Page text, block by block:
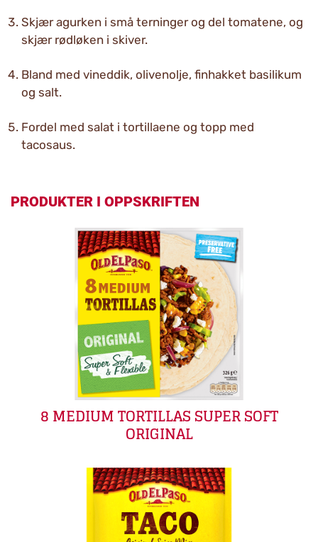
Skjær agurken i små terninger og del tomatene, og
skjær rødløken i skiver.
Bland med vineddik, olivenolje, finhakket basilikum
og salt.
Fordel med salat i tortillaene og topp med
tacosaus.
PRODUKTER I OPPSKRIFTEN
8 MEDIUM TORTILLAS SUPER SOFT
ORIGINAL